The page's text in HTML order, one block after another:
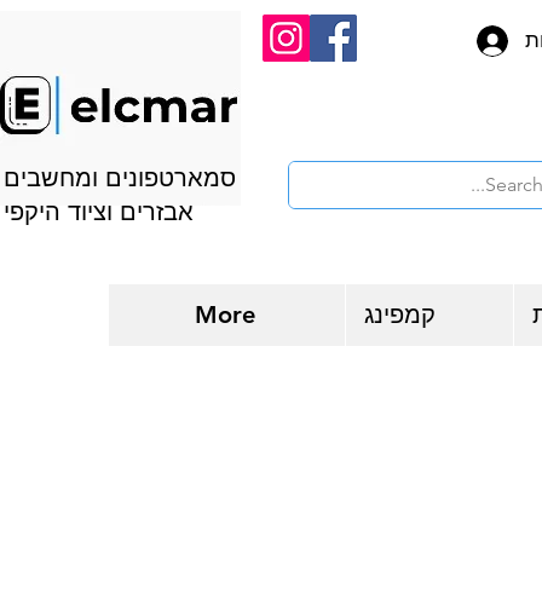
סמארטפונים ומחשבים
אבזרים וציוד היקפי
קמפינג More